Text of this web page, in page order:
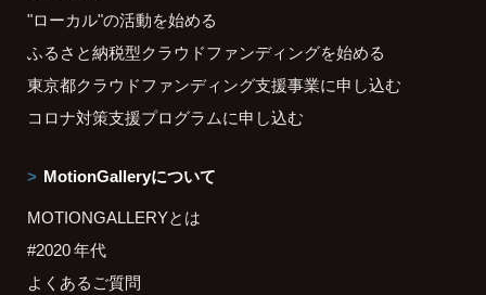
"ローカル"の活動を始める
ふるさと納税型クラウドファンディングを始める
東京都クラウドファンディング支援事業に申し込む
コロナ対策支援プログラムに申し込む
MotionGalleryについて
MOTIONGALLERYとは
#2020 年代
よくあるご質問